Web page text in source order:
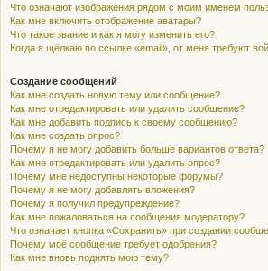
Что означают изображения рядом с моим именем
Как мне включить отображение аватары?
Что такое звание и как я могу изменить его?
Когда я щёлкаю по ссылке «email», от меня требуют
Создание сообщений
Как мне создать новую тему или сообщение?
Как мне отредактировать или удалить сообщение?
Как мне добавить подпись к своему сообщению?
Как мне создать опрос?
Почему я не могу добавить больше вариантов ответа?
Как мне отредактировать или удалить опрос?
Почему мне недоступны некоторые форумы?
Почему я не могу добавлять вложения?
Почему я получил предупреждение?
Как мне пожаловаться на сообщения модератору?
Что означает кнопка «Сохранить» при создании
Почему моё сообщение требует одобрения?
Как мне вновь поднять мою тему?